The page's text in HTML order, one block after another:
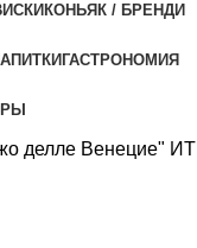
КОНЬЯК / БРЕНДИ
ГАСТРОНОМИЯ